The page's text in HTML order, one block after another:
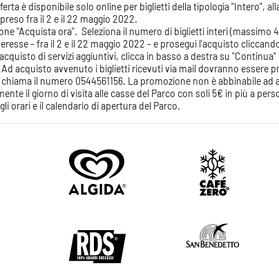
è disponibile solo online per biglietti della tipologia "Intero",
fra il 2 e il 22 maggio 2022.
"Acquista ora". Seleziona il numero di biglietti interi (massimo
- fra il 2 e il 22 maggio 2022 - e prosegui l'acquisto
di servizi aggiuntivi, clicca in basso a destra su
acquisto avvenuto i biglietti ricevuti via mail dovranno
il numero 0544561156. La promozione non è abbinabile
il giorno di visita alle casse del Parco con soli 5€ in più a
gli orari e il calendario di apertura del Parco.